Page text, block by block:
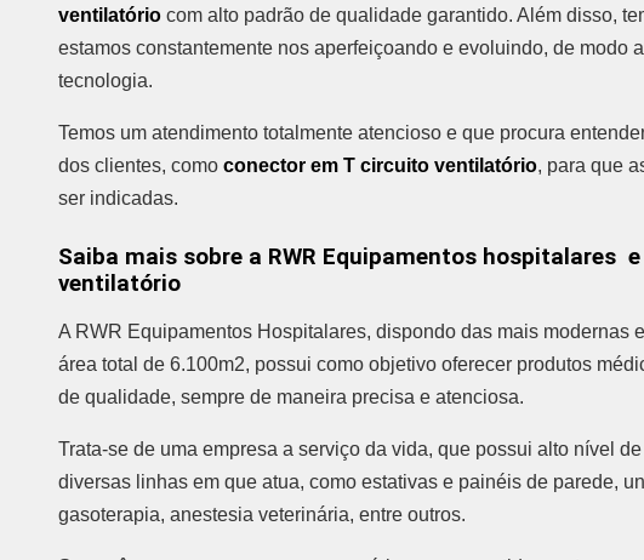
ventilatório com alto padrão de qualidade garantido. Além disso,
estamos constantemente nos aperfeiçoando e evoluindo, de modo
tecnologia.
Temos um atendimento totalmente atencioso e que procura
dos clientes, como conector em T circuito ventilatório, para que
ser indicadas.
Saiba mais sobre a RWR Equipamentos hospitalares
ventilatório
A RWR Equipamentos Hospitalares, dispondo das mais modernas
área total de 6.100m2, possui como objetivo oferecer produtos
de qualidade, sempre de maneira precisa e atenciosa.
Trata-se de uma empresa a serviço da vida, que possui alto nível
diversas linhas em que atua, como estativas e painéis de parede,
gasoterapia, anestesia veterinária, entre outros.